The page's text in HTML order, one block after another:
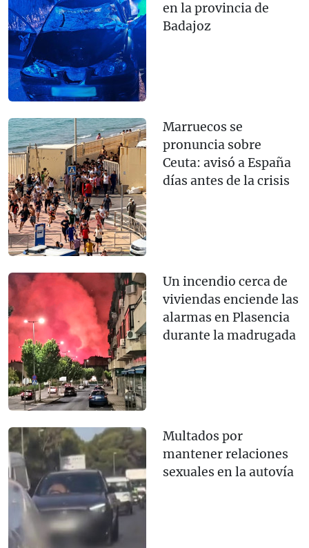
en la provincia de
Badajoz
Marruecos se
pronuncia sobre
Ceuta: avisó a España
días antes de la crisis
Un incendio cerca de
viviendas enciende las
alarmas en Plasencia
durante la madrugada
Multados por
mantener relaciones
sexuales en la autovía